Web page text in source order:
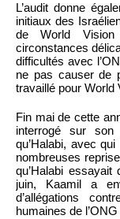
L’audit donne
initiaux des
de World Vision
circonstances
difficultés avec
ne pas causer de
travaillé pour World
Fin mai de cette
interrogé sur son
qu’Halabi, avec
nombreuses
qu’Halabi
juin, Kaamil a
d’allégations
humaines de